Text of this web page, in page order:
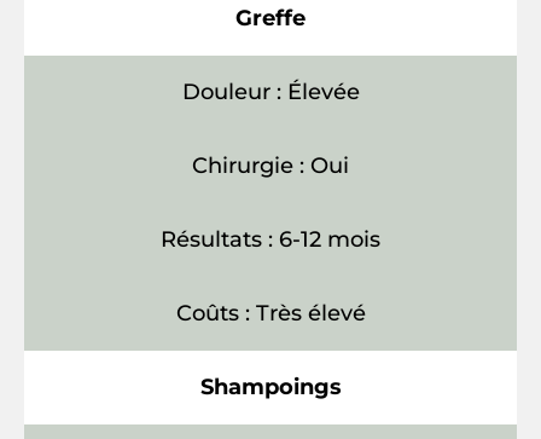
Greffe
Douleur : Élevée
Chirurgie : Oui
Résultats : 6-12 mois
Coûts : Très élevé
Shampoings